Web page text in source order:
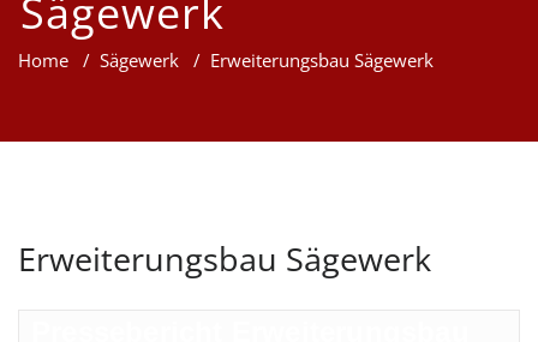
Sägewerk
Home / Sägewerk / Erweiterungsbau Sägewerk
Erweiterungsbau Sägewerk